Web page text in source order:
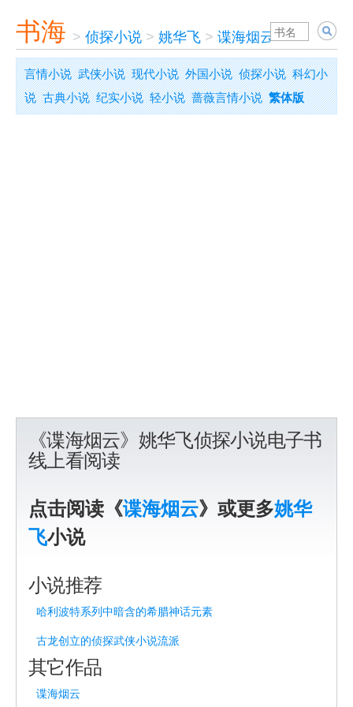
书海 > 侦探小说 > 姚华飞 > 谍海烟云
言情小说 武侠小说 现代小说 外国小说 侦探小说 科幻小
说 古典小说 纪实小说 轻小说 蔷薇言情小说 繁体版
《谍海烟云》姚华飞侦探小说电子书
线上看阅读
点击阅读《谍海烟云》或更多姚华
飞小说
小说推荐
哈利波特系列中暗含的希腊神话元素
古龙创立的侦探武侠小说流派
其它作品
谍海烟云